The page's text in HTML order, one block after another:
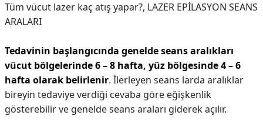
Tüm vücut lazer kaç atış yapar?, LAZER EPİLASYON SEANS
ARALARI
Tedavinin başlangıcında genelde seans aralıkları
vücut bölgelerinde 6 – 8 hafta, yüz bölgesinde 4 – 6
hafta olarak belirlenir. İlerleyen seans larda aralıklar
bireyin tedaviye verdiği cevaba göre eğişkenlik
gösterebilir ve genelde seans araları giderek açılır.